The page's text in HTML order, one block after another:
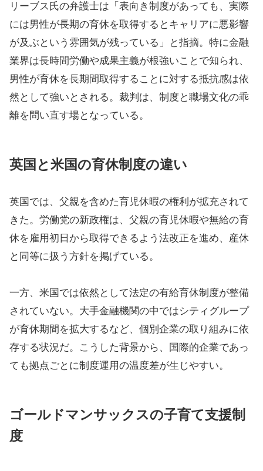
リーブス氏の弁護士は「表向き制度があっても、実際
には男性が長期の育休を取得するとキャリアに悪影響
が及ぶという雰囲気が残っている」と指摘。特に金融
業界は長時間労働や成果主義が根強いことで知られ、
男性が育休を長期間取得することに対する抵抗感は依
然として強いとされる。裁判は、制度と職場文化の乖
離を問い直す場となっている。
英国と米国の育休制度の違い
英国では、父親を含めた育児休暇の権利が拡充されて
きた。労働党の新政権は、父親の育児休暇や無給の育
休を雇用初日から取得できるよう法改正を進め、産休
と同等に扱う方針を掲げている。
一方、米国では依然として法定の有給育休制度が整備
されていない。大手金融機関の中ではシティグループ
が育休期間を拡大するなど、個別企業の取り組みに依
存する状況だ。こうした背景から、国際的企業であっ
ても拠点ごとに制度運用の温度差が生じやすい。
ゴールドマンサックスの子育て支援制
度